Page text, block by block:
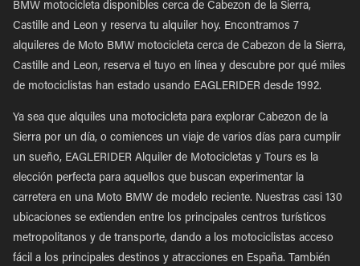
BMW motocicleta disponibles cerca de Cabezon de la Sierra,
Castille and Leon y reserva tu alquiler hoy. Encontramos 7
alquileres de Moto BMW motocicleta cerca de Cabezon de la Sierra,
Castille and Leon, reserva el tuyo en línea y descubre por qué miles
de motociclistas han estado usando EAGLERIDER desde 1992.
Ya sea que alquiles una motocicleta para explorar Cabezon de la
Sierra por un día, o comiences un viaje de varios días para cumplir
un sueño, EAGLERIDER Alquiler de Motocicletas y Tours es la
elección perfecta para aquellos que buscan experimentar la
carretera en una Moto BMW de modelo reciente. Nuestras casi 130
ubicaciones se extienden entre los principales centros turísticos
metropolitanos y de transporte, dando a los motociclistas acceso
fácil a los principales destinos y atracciones en España. También